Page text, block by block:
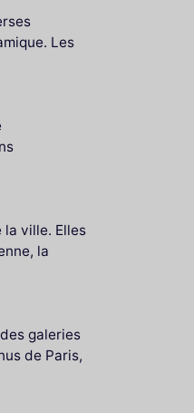
Les
ville. Elles
la
galeries
de Paris,